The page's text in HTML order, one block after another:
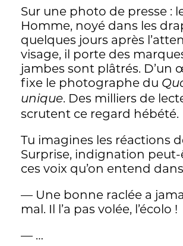
coupables, là encore, n’ont
inquiétés, protégés par un
de silence. Cette mise en
terrible, constitue sans doute
plus incisif et dérangeant du
chape se referme devant les
dérisoires de l’écrivain. On
et la retenue aussi. Sert-elle
colère qui ne mène à rien si
hurler, comme le fait Jérôme
contre l’abattage de
centenaires à un moment du
être. Cette retenue,
à sentir, plus fortement
du silence.
Sur une photo de presse :
Homme, noyé dans les
quelques jours après
visage, il porte des
jambes sont plâtrés. D’un
fixe le photographe du
unique. Des milliers de
scrutent ce regard hébété.
Tu imagines les réactions
Surprise, indignation peut-
ces voix qu’on entend
— Une bonne raclée a
mal. Il l’a pas volée, l’écolo !
— …